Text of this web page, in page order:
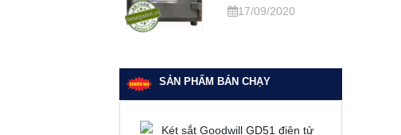
17/09/2020
SẢN PHẨM BÁN CHẠY